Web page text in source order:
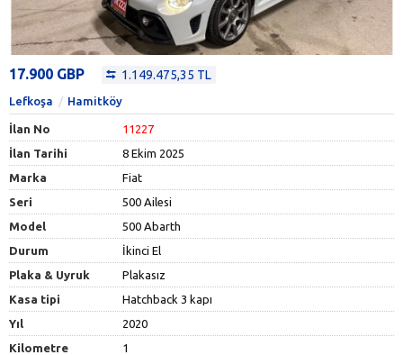
17.900 GBP 1.149.475,35 TL
Lefkoşa Hamitköy
İlan No
11227
İlan Tarihi
8 Ekim 2025
Marka
Fiat
Seri
500 Ailesi
Model
500 Abarth
Durum
İkinci El
Plaka & Uyruk
Plakasız
Kasa tipi
Hatchback 3 kapı
Yıl
2020
Kilometre
1